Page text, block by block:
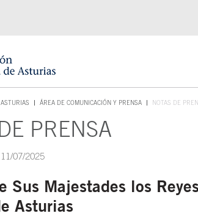
ÁREA DE COMUNICACIÓN Y PRENSA NOTAS DE
PRENSA
11/07/2025
Sus Majestades los
Asturias